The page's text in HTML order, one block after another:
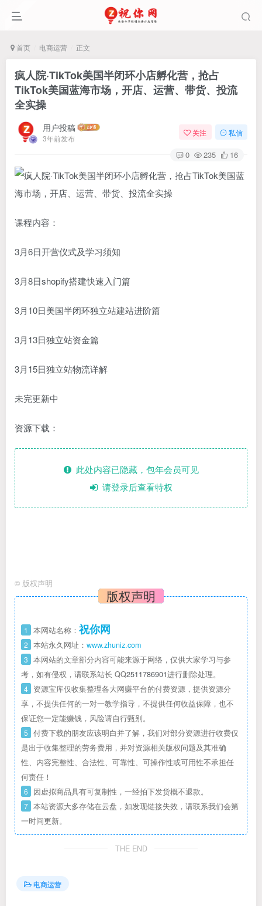
首页 电商运营 正文
疯人院·TikTok美国半闭环小店孵化营，抢占
TikTok美国蓝海市场，开店、运营、带货、投流
全实操
用户投稿
3年前发布
关注 私信
0 235 16
课程内容：
3月6日开营仪式及学习须知
3月8日shopify搭建快速入门篇
3月10日美国半闭环独立站建站进阶篇
3月13日独立站资金篇
3月15日独立站物流详解
未完更新中
资源下载：
此处内容已隐藏，包年会员可见
请登录后查看特权
© 版权声明
版权声明
1 本网站名称： 祝你网
2 本站永久网址： www.zhuniz.com
3 本网站的文章部分内容可能来源于网络，仅供大家学习与参
考，如有侵权，请联系站长 QQ2511786901进行删除处理。
4 资源宝库仅收集整理各大网赚平台的付费资源，提供资源分
享，不提供任何的一对一教学指导，不提供任何收益保障，也不
保证您一定能赚钱，风险请自行甄别。
5 付费下载的朋友应该明白并了解，我们对部分资源进行收费仅
是出于收集整理的劳务费用，并对资源相关版权问题及其准确
性、内容完整性、合法性、可靠性、可操作性或可用性不承担任
何责任！
6 因虚拟商品具有可复制性，一经拍下发货概不退款。
7 本站资源大多存储在云盘，如发现链接失效，请联系我们会第
一时间更新。
THE END
电商运营